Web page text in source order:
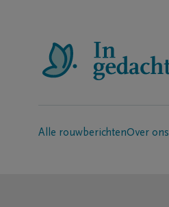
Alle rouwberichtenOver ons